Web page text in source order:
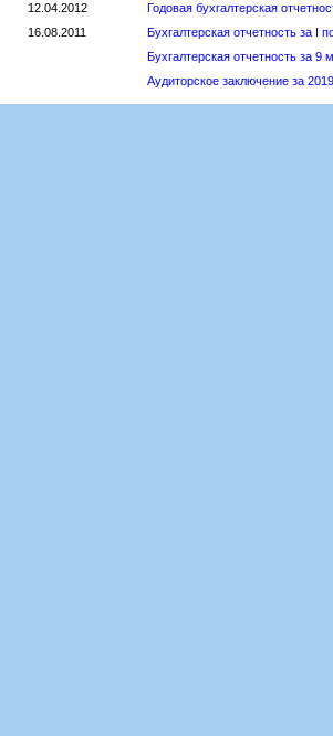
12.04.2012
Годовая бухгалтерская
16.08.2011
Бухгалтерская отчетность за I
Бухгалтерская отчетность за 9
Аудиторское заключение за 2019